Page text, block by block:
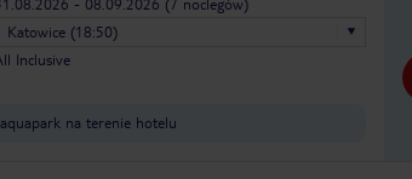
Katowice (18:50)
Inclusive
aquapark na terenie hotelu